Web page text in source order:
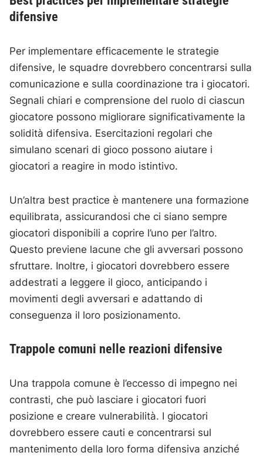
difensive
Per implementare efficacemente le strategie
difensive, le squadre dovrebbero concentrarsi sulla
comunicazione e sulla coordinazione tra i giocatori.
Segnali chiari e comprensione del ruolo di ciascun
giocatore possono migliorare significativamente la
solidità difensiva. Esercitazioni regolari che
simulano scenari di gioco possono aiutare i
giocatori a reagire in modo istintivo.
Un’altra best practice è mantenere una formazione
equilibrata, assicurandosi che ci siano sempre
giocatori disponibili a coprire l’uno per l’altro.
Questo previene lacune che gli avversari possono
sfruttare. Inoltre, i giocatori dovrebbero essere
addestrati a leggere il gioco, anticipando i
movimenti degli avversari e adattando di
conseguenza il loro posizionamento.
Trappole comuni nelle reazioni difensive
Una trappola comune è l’eccesso di impegno nei
contrasti, che può lasciare i giocatori fuori
posizione e creare vulnerabilità. I giocatori
dovrebbero essere cauti e concentrarsi sul
mantenimento della loro forma difensiva anziché